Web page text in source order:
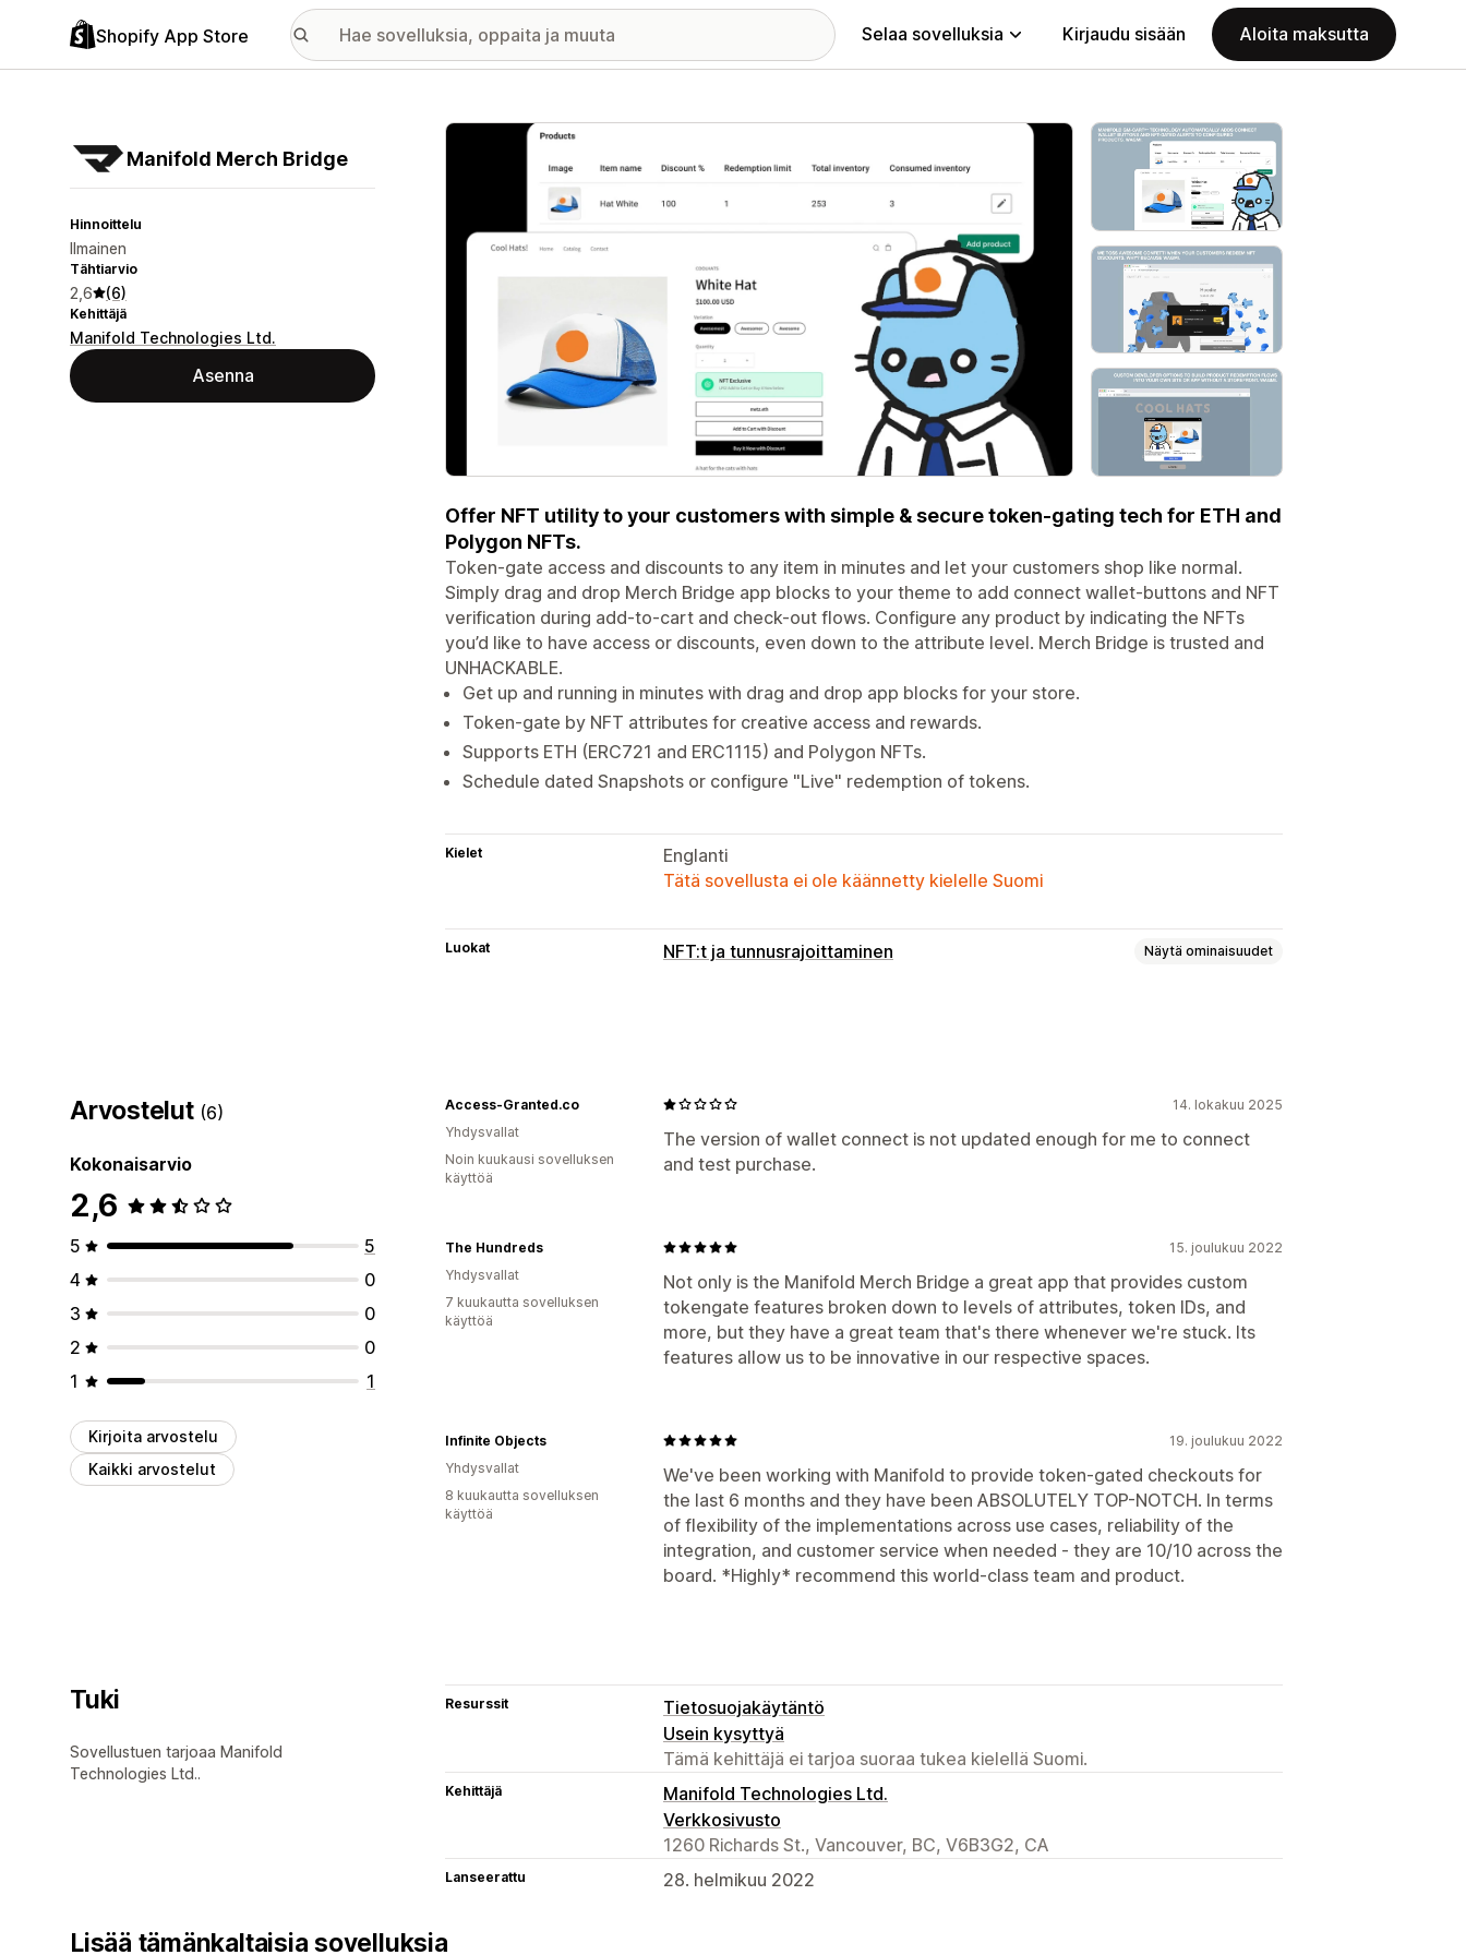
Shopify App Store Selaa sovelluksia Kirjaudu sisään Aloita maksutta
Manifold Merch Bridge
Hinnoittelu
Ilmainen
Tähtiarvio
2,6 (6)
Kehittäjä
Manifold Technologies Ltd.
Asenna
Esittelykuvagalleria
Offer NFT utility to your customers with simple & secure token-gating tech for ETH and
Polygon NFTs.
Token-gate access and discounts to any item in minutes and let your customers shop like normal.
Simply drag and drop Merch Bridge app blocks to your theme to add connect wallet-buttons and NFT
verification during add-to-cart and check-out flows. Configure any product by indicating the NFTs
you’d like to have access or discounts, even down to the attribute level. Merch Bridge is trusted and
UNHACKABLE.
Get up and running in minutes with drag and drop app blocks for your store.
Token-gate by NFT attributes for creative access and rewards.
Supports ETH (ERC721 and ERC1115) and Polygon NFTs.
Schedule dated Snapshots or configure "Live" redemption of tokens.
Kielet
Englanti
Tätä sovellusta ei ole käännetty kielelle Suomi
Luokat NFT:t ja tunnusrajoittaminen Näytä ominaisuudet
Jäsenyydet
Rajoitetut tuotteet Kampanjat Alennukset
Kanta-asiakasohjelmat
Tunnustuki
Arvostelut (6)
Kokonaisarvio
2,6
5
5
4
0
3
0
2
0
1
1
Kirjoita arvostelu
Kaikki arvostelut
14. lokakuu 2025
The version of wallet connect is not updated enough for me to connect
and test purchase.
Access-Granted.co
Yhdysvallat
Noin kuukausi sovelluksen
käyttöä
15. joulukuu 2022
Not only is the Manifold Merch Bridge a great app that provides custom
tokengate features broken down to levels of attributes, token IDs, and
more, but they have a great team that's there whenever we're stuck. Its
features allow us to be innovative in our respective spaces.
The Hundreds
Yhdysvallat
7 kuukautta sovelluksen
käyttöä
19. joulukuu 2022
We've been working with Manifold to provide token-gated checkouts for
the last 6 months and they have been ABSOLUTELY TOP-NOTCH. In terms
of flexibility of the implementations across use cases, reliability of the
integration, and customer service when needed - they are 10/10 across the
board. *Highly* recommend this world-class team and product.
Infinite Objects
Yhdysvallat
8 kuukautta sovelluksen
käyttöä
Tuki
Sovellustuen tarjoaa Manifold
Technologies Ltd..
Resurssit
Tietosuojakäytäntö
Usein kysyttyä
Tämä kehittäjä ei tarjoa suoraa tukea kielellä Suomi.
Kehittäjä
Manifold Technologies Ltd.
Verkkosivusto
1260 Richards St., Vancouver, BC, V6B3G2, CA
Lanseerattu 28. helmikuu 2022
Lisää tämänkaltaisia sovelluksia